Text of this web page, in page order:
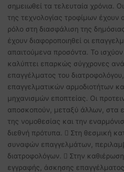
σημειωθεί τα τελευταία χρόνια.
της τεχνολογίας τροφίμων έχουν
ρόλο στη διασφάλιση της
έχουν διαφοροποιηθεί οι
απαιτούμενα προσόντα. Το ισχύον
καλύπτει επαρκώς σύγχρονες
επαγγέλματος του
επαγγελματικών αρμοδιοτήτων
μηχανισμών εποπτείας. Οι
αποσκοπούν, μεταξύ άλλων, στα
της νομοθεσίας και την
διεθνή πρότυπα.  Στη θεσμική
συναφών επαγγελμάτων,
διατροφολόγων.  Στην
εγγραφής, άσκησης